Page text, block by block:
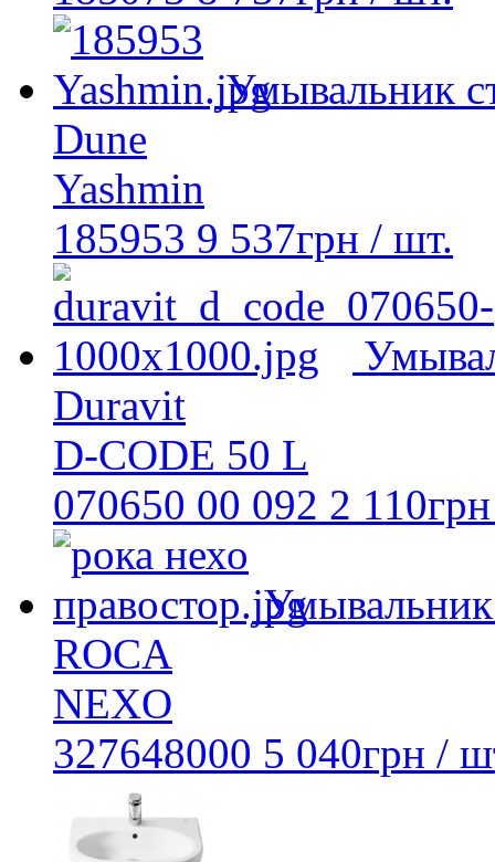
Умывальник
Dune
Yashmin
185953 9 537грн / шт.
Duravit
D-CODE 50 L
070650 00 092 2 110грн
ROCA
NEXO
327648000 5 040грн /